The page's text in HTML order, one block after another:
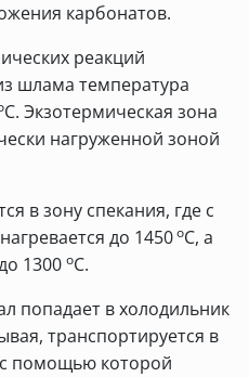
карбонатов.
реакций
шлама температура
С. Экзотермическая зона
нагруженной зоной
в зону спекания, где с
до 1450оС, а
1300 оС.
попадает в холодильник
транспортируется в
помощью которой